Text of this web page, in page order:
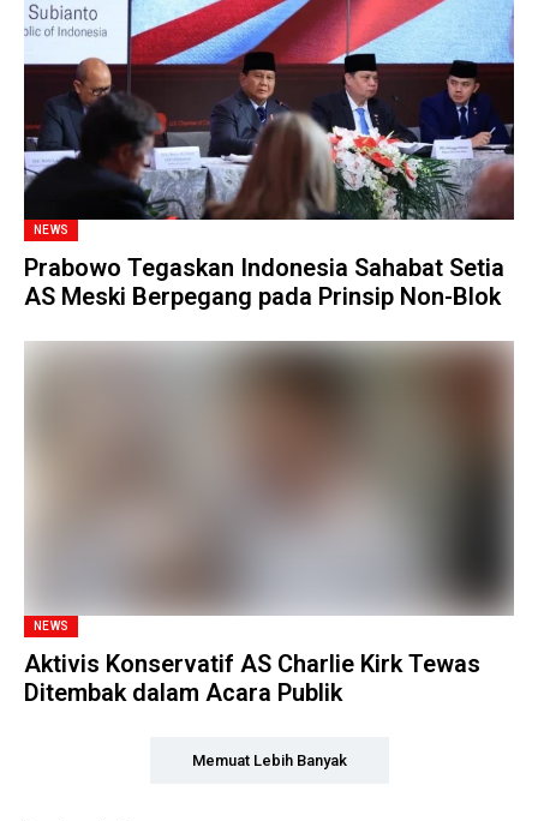
NEWS
Prabowo Tegaskan Indonesia Sahabat Setia
AS Meski Berpegang pada Prinsip Non-Blok
NEWS
Aktivis Konservatif AS Charlie Kirk Tewas
Ditembak dalam Acara Publik
Memuat Lebih Banyak